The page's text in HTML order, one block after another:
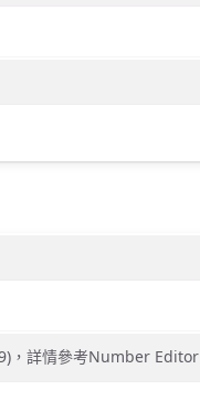
，詳情參考Number Editor